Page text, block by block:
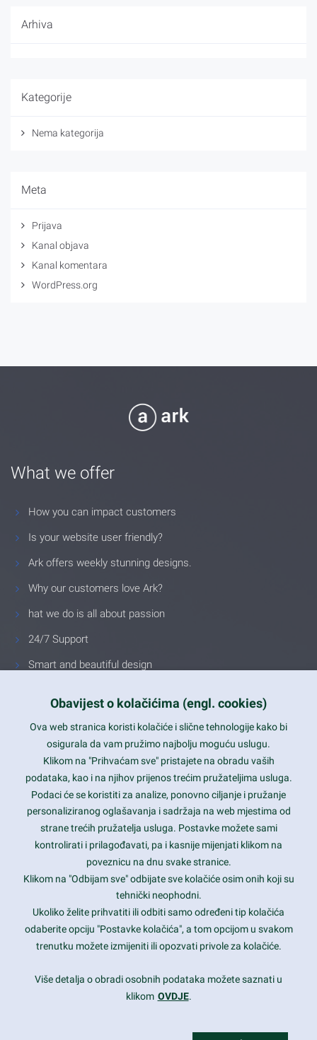
Arhiva
Kategorije
Nema kategorija
Meta
Prijava
Kanal objava
Kanal komentara
WordPress.org
What we offer
How you can impact customers
Is your website user friendly?
Ark offers weekly stunning designs.
Why our customers love Ark?
hat we do is all about passion
24/7 Support
Smart and beautiful design
Latest trends and much more...
Contact Info
1600 Amphitheatre Parkway, Mountain View, CA 94043
prothemes.net@gmail.com
Daily: 9:00 am - 6:00 pm
Sunday: Closed
Copyright 2017FRESHFACE© All Rights Reserved
Obavijest o kolačićima (engl. cookies)
Ova web stranica koristi kolačiće i slične tehnologije kako bi
osigurala da vam pružimo najbolju moguću uslugu.
Klikom na "Prihvaćam sve" pristajete na obradu vaših
podataka, kao i na njihov prijenos trećim pružateljima usluga.
Podaci će se koristiti za analize, ponovno ciljanje i pružanje
personaliziranog oglašavanja i sadržaja na web mjestima od
strane trećih pružatelja usluga. Postavke možete sami
kontrolirati i prilagođavati, pa i kasnije mijenjati klikom na
poveznicu na dnu svake stranice.
Klikom na "Odbijam sve" odbijate sve kolačiće osim onih koji su
tehnički neophodni.
Ukoliko želite prihvatiti ili odbiti samo određeni tip kolačića
odaberite opciju "Postavke kolačića", a tom opcijom u svakom
trenutku možete izmijeniti ili opozvati privole za kolačiće.
Više detalja o obradi osobnih podataka možete saznati u
klikom OVDJE.